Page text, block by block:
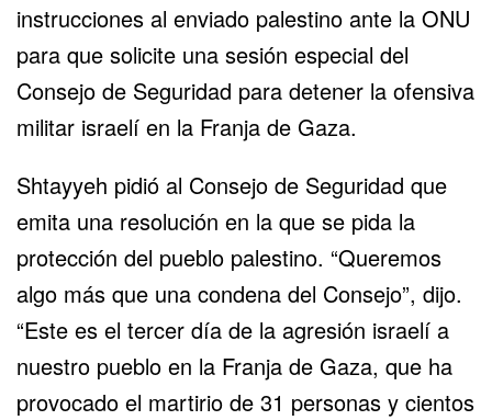
instrucciones al enviado palestino ante la ONU
para que solicite una sesión especial del
Consejo de Seguridad para detener la ofensiva
militar israelí en la Franja de Gaza.
Shtayyeh pidió al Consejo de Seguridad que
emita una resolución en la que se pida la
protección del pueblo palestino. “Queremos
algo más que una condena del Consejo”, dijo.
“Este es el tercer día de la agresión israelí a
nuestro pueblo en la Franja de Gaza, que ha
provocado el martirio de 31 personas y cientos